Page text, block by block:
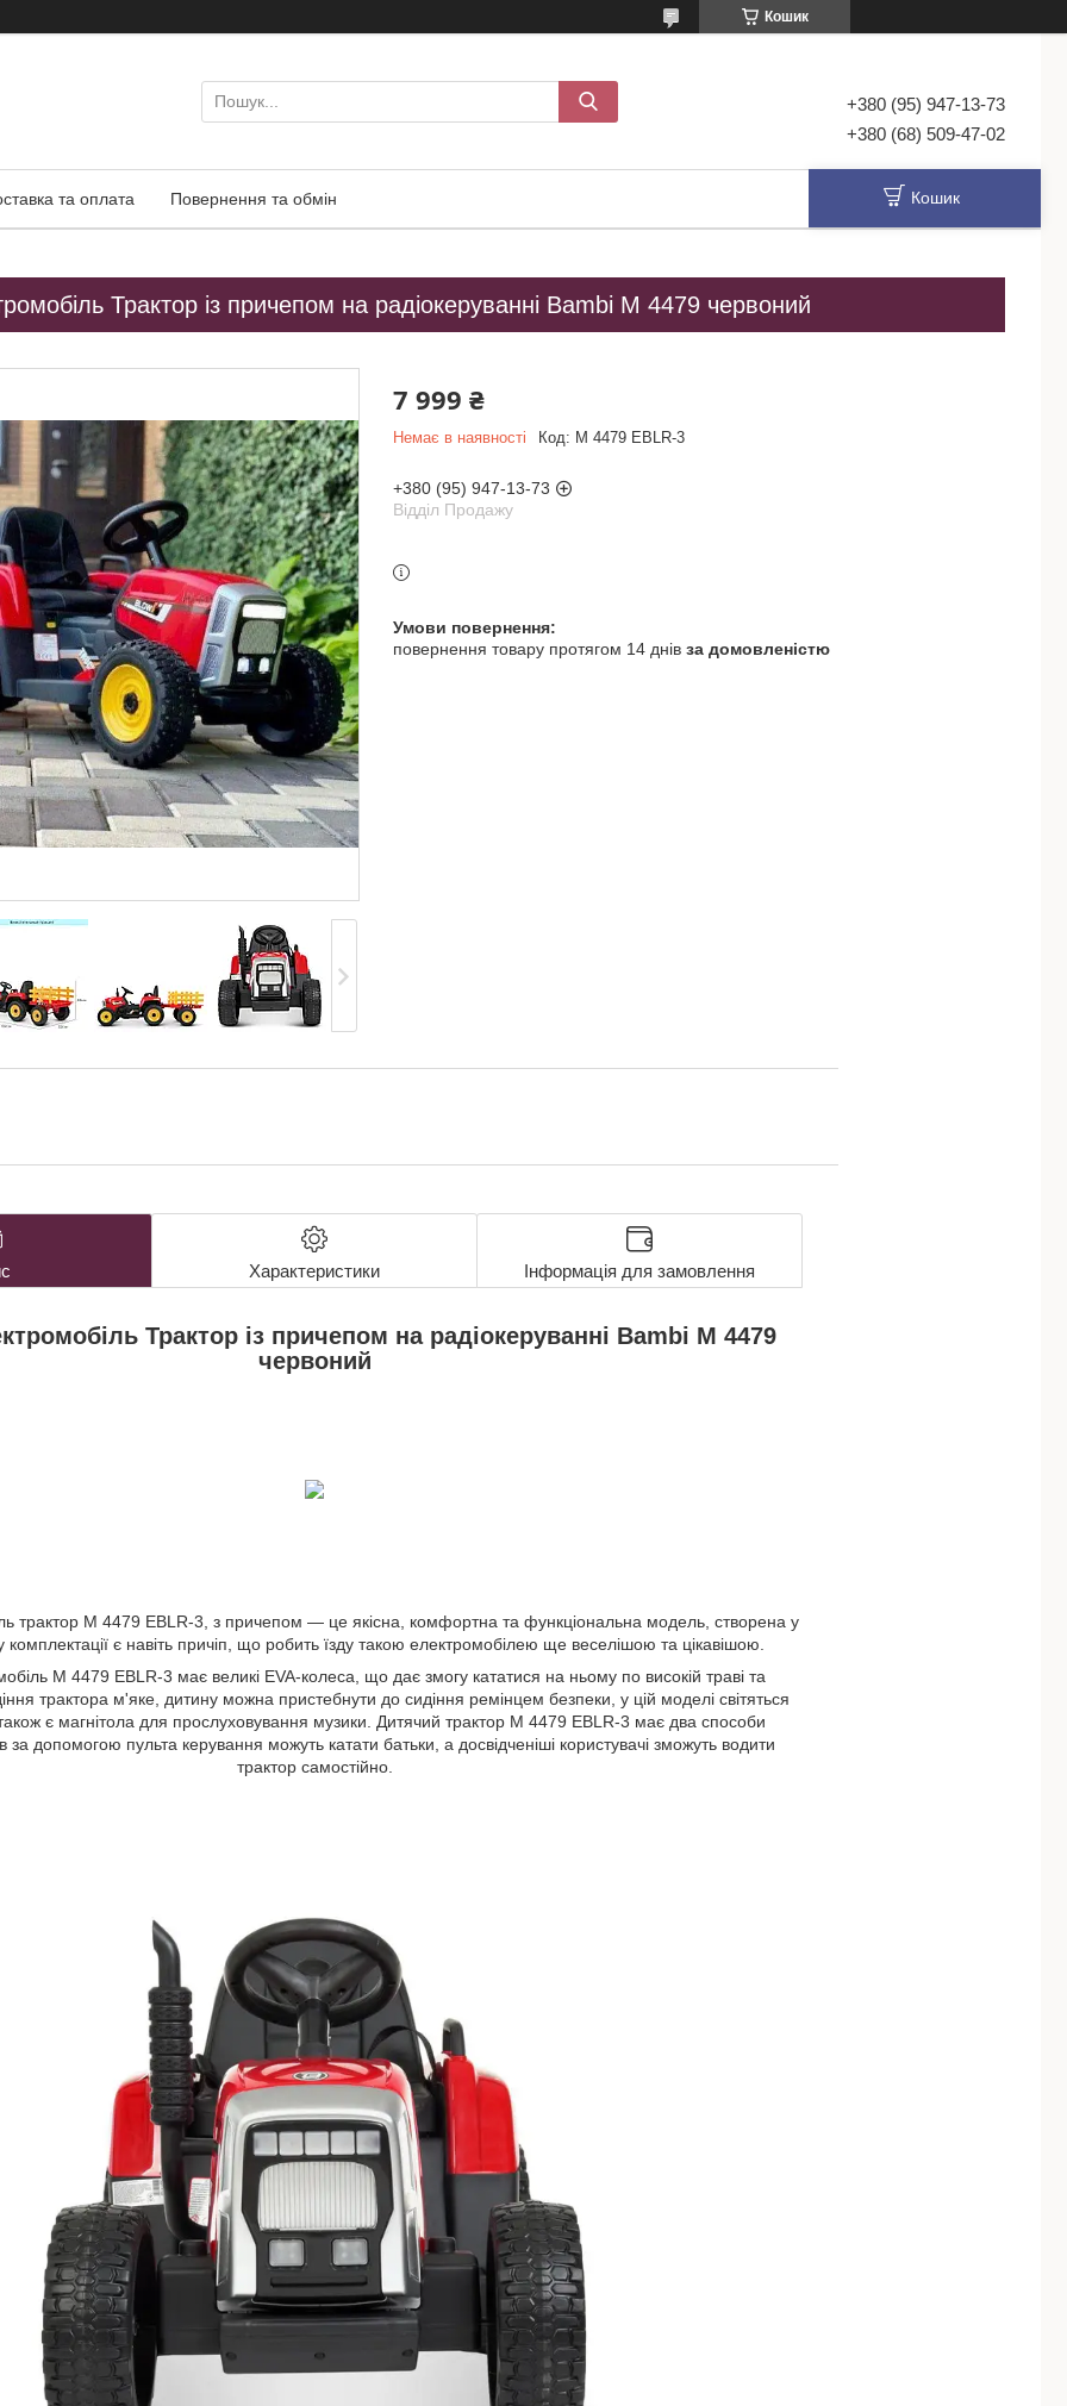
Кошик
+380 (95) 947-13-73
+380 (68) 509-47-02
та оплата Повернення та обмін Кошик
Трактор із причепом на радіокеруванні Bambi M 4479 червоний
7 999 ₴
Немає в наявності Код: M 4479 EBLR-3
+380 (95) 947-13-73
Відділ Продажу
повернення товару протягом 14 днів за домовленістю
Характеристики Інформація для замовлення
Трактор із причепом на радіокеруванні Bambi M 4479
червоний
трактор M 4479 EBLR-3, з причепом — це якісна, комфортна та функціональна модель, створена у
комплектації є навіть причіп, що робить їзду такою електромобілею ще веселішою та цікавішою.
M 4479 EBLR-3 має великі EVA-колеса, що дає змогу кататися на ньому по високій траві та
трактора м'яке, дитину можна пристебнути до сидіння ремінцем безпеки, у цій моделі світяться
є магнітола для прослуховування музики. Дитячий трактор M 4479 EBLR-3 має два способи
за допомогою пульта керування можуть катати батьки, а досвідченіші користувачі зможуть водити
трактор самостійно.
індекс, Київ, Україна